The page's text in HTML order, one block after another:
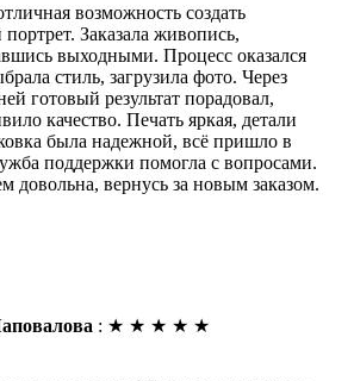
возможность создать
Заказала живопись,
выходными. Процесс оказался
стиль, загрузила фото. Через
готовый результат порадовал,
качество. Печать яркая, детали
была надежной, всё пришло в
поддержки помогла с вопросами.
довольна, вернусь за новым заказом.
: ★ ★ ★ ★ ★